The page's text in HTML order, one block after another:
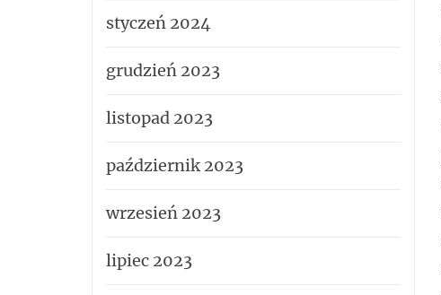
styczeń 2024
grudzień 2023
listopad 2023
październik 2023
wrzesień 2023
lipiec 2023